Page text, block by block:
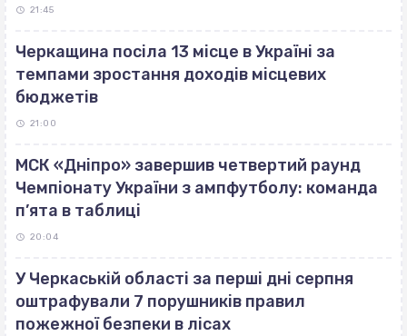
21:45
Черкащина посіла 13 місце в Україні за
темпами зростання доходів місцевих
бюджетів
21:00
МСК «Дніпро» завершив четвертий раунд
Чемпіонату України з ампфутболу: команда
п’ята в таблиці
20:04
У Черкаській області за перші дні серпня
оштрафували 7 порушників правил
пожежної безпеки в лісах